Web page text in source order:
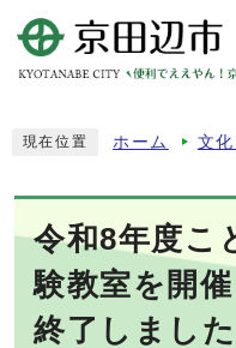
現在位置 ホーム 文
令和8年度こ
験教室を開
終了しました